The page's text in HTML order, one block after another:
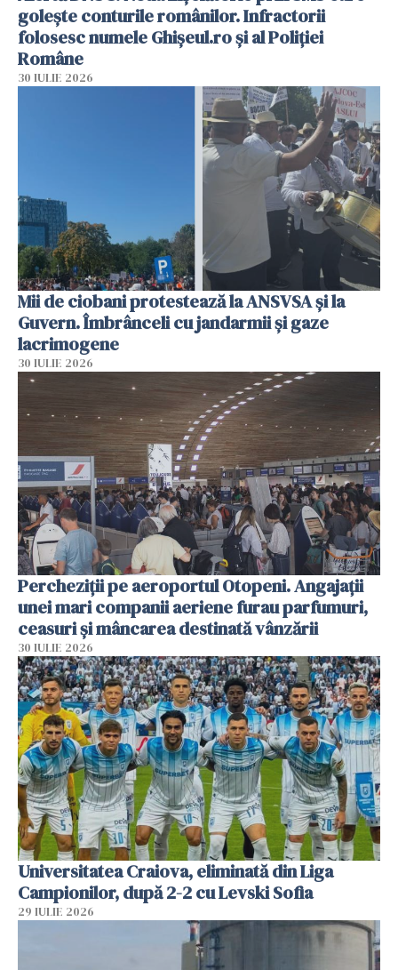
golește conturile românilor. Infractorii
folosesc numele Ghișeul.ro și al Poliției
Române
30 IULIE 2026
Mii de ciobani protestează la ANSVSA și la
Guvern. Îmbrânceli cu jandarmii și gaze
lacrimogene
30 IULIE 2026
Percheziții pe aeroportul Otopeni. Angajații
unei mari companii aeriene furau parfumuri,
ceasuri și mâncarea destinată vânzării
30 IULIE 2026
Universitatea Craiova, eliminată din Liga
Campionilor, după 2-2 cu Levski Sofia
29 IULIE 2026